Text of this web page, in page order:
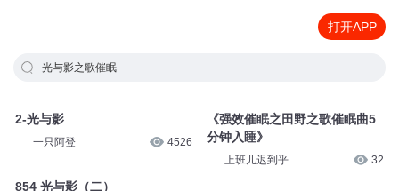
打开APP
光与影之歌催眠
2-光与影
一只阿登 4526
854 光与影（二）
《强效催眠之田野之歌催眠曲5
分钟入睡》
上班儿迟到乎 32